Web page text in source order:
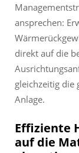
ansprechen:
direkt auf die
gleichzeitig die
Anlage.
Effiziente
auf die